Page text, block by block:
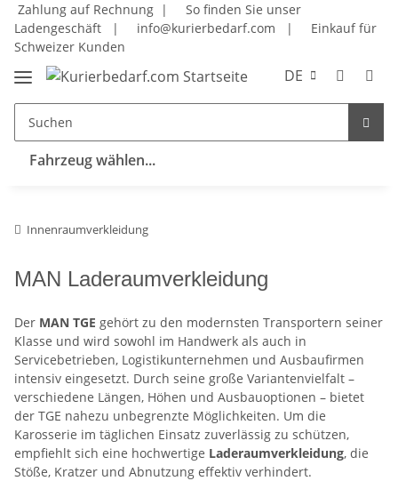
Zahlung auf Rechnung |
So finden Sie unser
Ladengeschäft
| info@kurierbedarf.com |
Einkauf für
Schweizer Kunden
DE
Fahrzeug wählen...
Innenraumverkleidung
MAN Laderaumverkleidung
Der MAN TGE gehört zu den modernsten Transportern seiner
Klasse und wird sowohl im Handwerk als auch in
Servicebetrieben, Logistikunternehmen und Ausbaufirmen
intensiv eingesetzt. Durch seine große Variantenvielfalt –
verschiedene Längen, Höhen und Ausbauoptionen – bietet
der TGE nahezu unbegrenzte Möglichkeiten. Um die
Karosserie im täglichen Einsatz zuverlässig zu schützen,
empfiehlt sich eine hochwertige Laderaumverkleidung, die
Stöße, Kratzer und Abnutzung effektiv verhindert.